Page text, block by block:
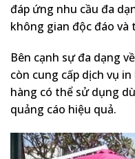
đáp ứng nhu cầu đa
không gian độc đáo và
Bên cạnh sự đa dạng
còn cung cấp dịch vụ
hàng có thể sử dụng
quảng cáo hiệu quả.